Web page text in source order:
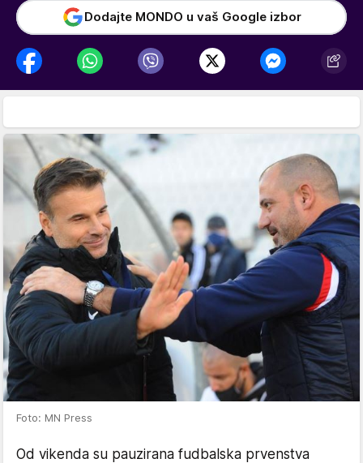
Dodajte MONDO u vaš Google izbor
Foto: MN Press
Od vikenda su pauzirana fudbalska prvenstva